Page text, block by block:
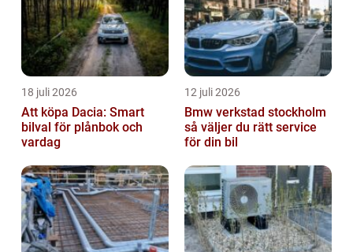
18 juli 2026
Att köpa Dacia: Smart
bilval för plånbok och
vardag
12 juli 2026
Bmw verkstad stockholm
så väljer du rätt service
för din bil